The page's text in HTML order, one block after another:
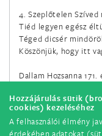
Hozzájárulás sütik
cookies) kezeléséhez
A felhasználói élmény
érdekében adatokat
február 17.
A Szervita rend hét
február 22.
Szent Péter apostol
4. Szeplőtelen
Tiéd legyen egész
Téged dicsér
Köszönjük, hogy itt
Dallam Hozsanna 171.